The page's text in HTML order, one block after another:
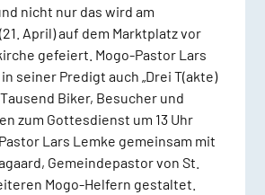
nicht nur das wird am
April) auf dem Marktplatz vor
gefeiert. Mogo-Pastor Lars
seiner Predigt auch „Drei T(akte)
Biker, Besucher und
zum Gottesdienst um 13 Uhr
Lars Lemke gemeinsam mit
Gemeindepastor von St.
Mogo-Helfern gestaltet.